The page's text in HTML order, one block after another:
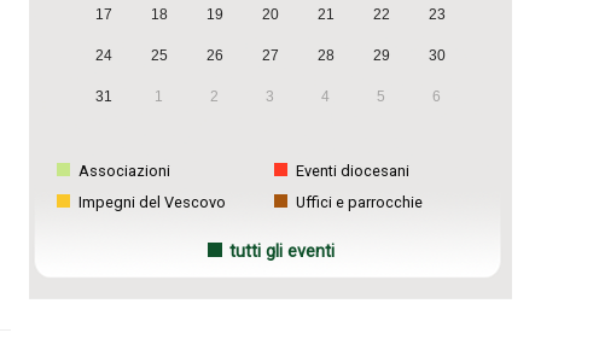
17 18 19 20 21 22 23
24 25 26 27 28 29 30
31 1 2 3 4 5 6
Associazioni
Eventi diocesani
Impegni del Vescovo
Uffici e parrocchie
tutti gli eventi